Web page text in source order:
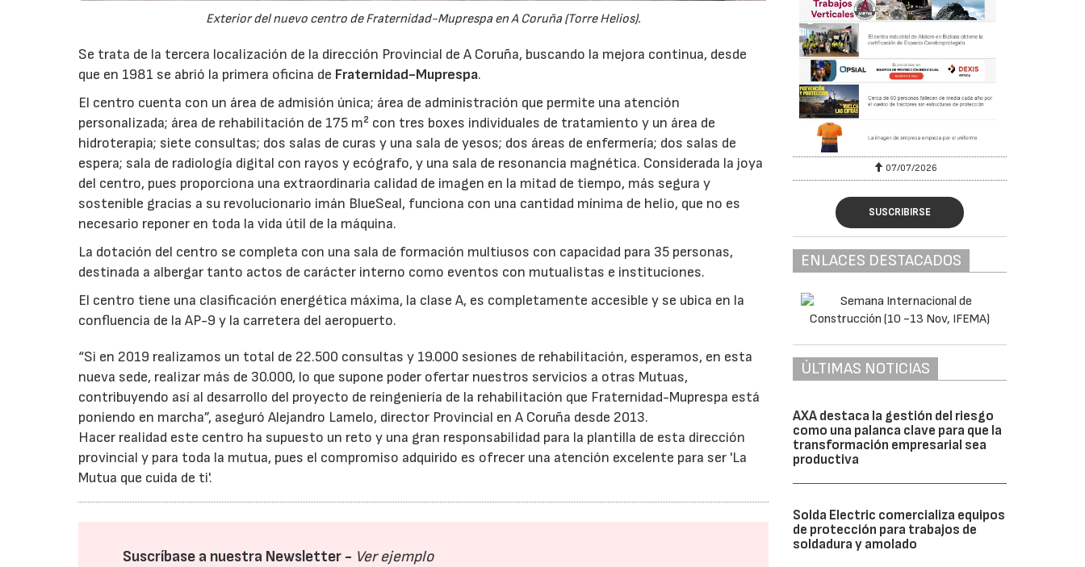
Exterior del nuevo centro de Fraternidad-Muprespa en A Coruña (Torre Helios).
Se trata de la tercera localización de la dirección Provincial de A Coruña, buscando la mejora continua, desde
que en 1981 se abrió la primera oficina de Fraternidad-Muprespa.
El centro cuenta con un área de admisión única; área de administración que permite una atención
personalizada; área de rehabilitación de 175 m² con tres boxes individuales de tratamiento y un área de
hidroterapia; siete consultas; dos salas de curas y una sala de yesos; dos áreas de enfermería; dos salas de
espera; sala de radiología digital con rayos y ecógrafo, y una sala de resonancia magnética. Considerada la joya
del centro, pues proporciona una extraordinaria calidad de imagen en la mitad de tiempo, más segura y
sostenible gracias a su revolucionario imán BlueSeal, funciona con una cantidad mínima de helio, que no es
necesario reponer en toda la vida útil de la máquina.
La dotación del centro se completa con una sala de formación multiusos con capacidad para 35 personas,
destinada a albergar tanto actos de carácter interno como eventos con mutualistas e instituciones.
El centro tiene una clasificación energética máxima, la clase A, es completamente accesible y se ubica en la
confluencia de la AP-9 y la carretera del aeropuerto.
“Si en 2019 realizamos un total de 22.500 consultas y 19.000 sesiones de rehabilitación, esperamos, en esta
nueva sede, realizar más de 30.000, lo que supone poder ofertar nuestros servicios a otras Mutuas,
contribuyendo así al desarrollo del proyecto de reingeniería de la rehabilitación que Fraternidad-Muprespa está
poniendo en marcha”, aseguró Alejandro Lamelo, director Provincial en A Coruña desde 2013.
Hacer realidad este centro ha supuesto un reto y una gran responsabilidad para la plantilla de esta dirección
provincial y para toda la mutua, pues el compromiso adquirido es ofrecer una atención excelente para ser 'La
Mutua que cuida de ti'.
Suscríbase a nuestra Newsletter - Ver ejemplo
07/07/2026 21/07/2026 07/07/2026
SUSCRIBIRSE
ENLACES DESTACADOS
ÚLTIMAS NOTICIAS
AXA destaca la gestión del riesgo
como una palanca clave para que la
transformación empresarial sea
productiva
Solda Electric comercializa equipos
de protección para trabajos de
soldadura y amolado